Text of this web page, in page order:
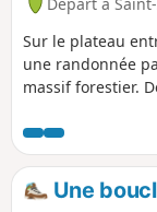
Sur le plateau
une randonnée
massif forestier.
Une